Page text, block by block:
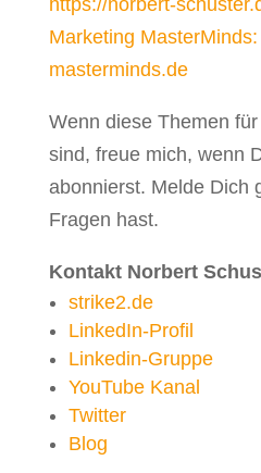
https://norbert-
Marketing
masterminds.de
Wenn diese Themen
sind, freue mich, wenn
abonnierst. Melde Dich
Fragen hast.
Kontakt Norbert
strike2.de
LinkedIn-Profil
Linkedin-Gruppe
YouTube Kanal
Twitter
Blog